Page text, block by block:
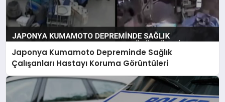
Japonya Kumamoto Depreminde Sağlık
Çalışanları Hastayı Koruma Görüntüleri